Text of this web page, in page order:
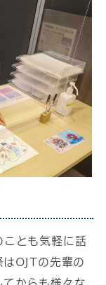
ことも気軽に話
OJTの先輩の